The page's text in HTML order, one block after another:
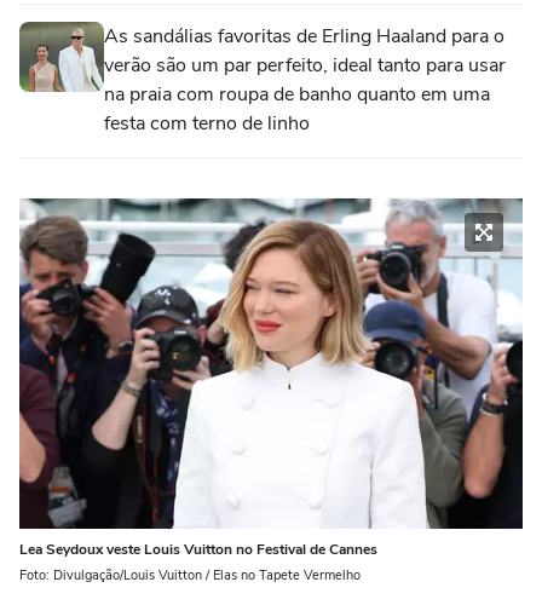
As sandálias favoritas de Erling Haaland para o
verão são um par perfeito, ideal tanto para usar
na praia com roupa de banho quanto em uma
festa com terno de linho
Lea Seydoux veste Louis Vuitton no Festival de Cannes
Foto: Divulgação/Louis Vuitton / Elas no Tapete Vermelho